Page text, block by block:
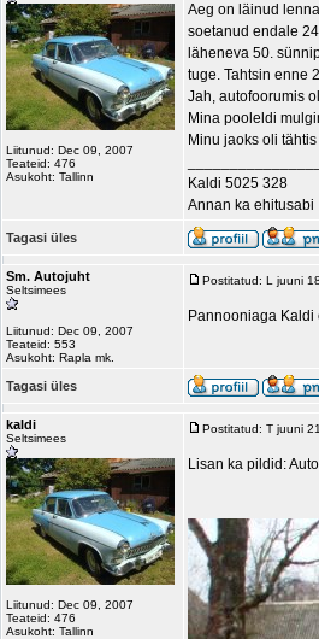
Liitunud: Dec 09, 2007
Teateid: 476
Asukoht: Tallinn
Aeg on läinud
soetanud endale
läheneva 50.
tuge. Tahtsin enne
Jah, autofoorumis
Mina pooleldi
Minu jaoks oli
Kaldi 5025 328
Annan ka ehitusabi
Tagasi üles
Sm. Autojuht
Seltsimees
Liitunud: Dec 09, 2007
Teateid: 553
Asukoht: Rapla mk.
Postitatud: L juuni
Pannooniaga Kaldi
Tagasi üles
kaldi
Seltsimees
Liitunud: Dec 09, 2007
Teateid: 476
Asukoht: Tallinn
Postitatud: T juuni
Lisan ka pildid: